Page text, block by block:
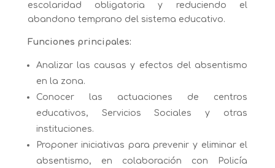
escolaridad obligatoria y reduciendo el
abandono temprano del sistema educativo.
Funciones principales:
Analizar las causas y efectos del absentismo
en la zona.
Conocer las actuaciones de centros
educativos, Servicios Sociales y otras
instituciones.
Proponer iniciativas para prevenir y eliminar el
absentismo, en colaboración con Policía